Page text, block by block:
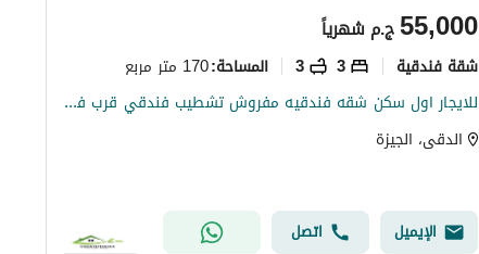
ج.م55,000 شهرياً
شقة فندقية 3
3 المساحة:170 متر مربع
للايجار اول سكن شقه فندقيه مفروش تشطيب فندقي قرب فندق سفير ميدان المساحه للسكن الراقي بالدقي
الدقى، الجيزة
الإيميل اتصل